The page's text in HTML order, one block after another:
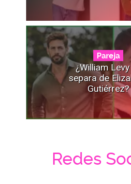
Pareja
¿William
separa de
Gutiérrez?
Redes